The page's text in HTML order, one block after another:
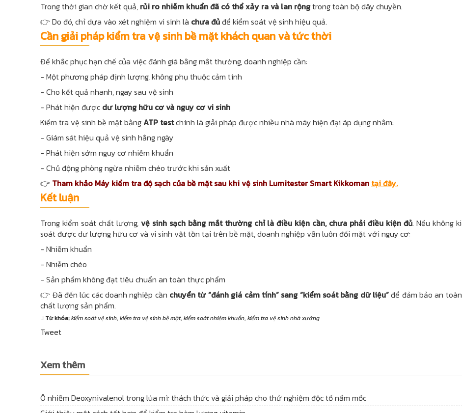
Trong thời gian chờ kết quả, rủi ro nhiễm khuẩn đã có thể xảy ra và lan rộngtrong toàn bộ dây chuyền.
👉 Do đó, chỉ dựa vào xét nghiệm vi sinh là chưa đủđể kiểm soát vệ sinh hiệu quả.
Cần giải pháp kiểm tra vệ sinh bề mặt khách quan và tức thời
Để khắc phục hạn chế của việc đánh giá bằng mắt thường, doanh nghiệp cần:
- Một phương pháp định lượng, không phụ thuộc cảm tính
- Cho kết quả nhanh, ngay sau vệ sinh
- Phát hiện được dư lượng hữu cơ và nguy cơ vi sinh
Kiểm tra vệ sinh bề mặt bằngATP testchính là giải pháp được nhiều nhà máy hiện đại áp dụng nhằm:
- Giám sát hiệu quả vệ sinh hằng ngày
- Phát hiện sớm nguy cơ nhiễm khuẩn
- Chủ động phòng ngừa nhiễm chéo trước khi sản xuất
👉 Tham khảo Máy kiểm tra độ sạch của bề mặt sau khi vệ sinh Lumitester Smart Kikkoman tại đây.
Kết luận
Trong kiểm soát chất lượng, vệ sinh sạch bằng mắt thường chỉ là điều kiện cần, chưa phải điều kiện đủ. Nếu không
soát được dư lượng hữu cơ và vi sinh vật tồn tại trên bề mặt, doanh nghiệp vẫn luôn đối mặt với nguy cơ:
- Nhiễm khuẩn
- Nhiễm chéo
- Sản phẩm không đạt tiêu chuẩn an toàn thực phẩm
👉 Đã đến lúc các doanh nghiệp cần chuyển từ “đánh giá cảm tính” sang “kiểm soát bằng dữ liệu”để đảm bảo an
chất lượng sản phẩm.
Từ khóa:kiểm soát vệ sinh, kiểm tra vệ sinh bề mặt, kiểm soát nhiễm khuẩn, kiểm tra vệ sinh nhà xưởng
Tweet
Xem thêm
Ô nhiễm Deoxynivalenol trong lúa mì: thách thức và giải pháp cho thử nghiệm độc tố nấm mốc